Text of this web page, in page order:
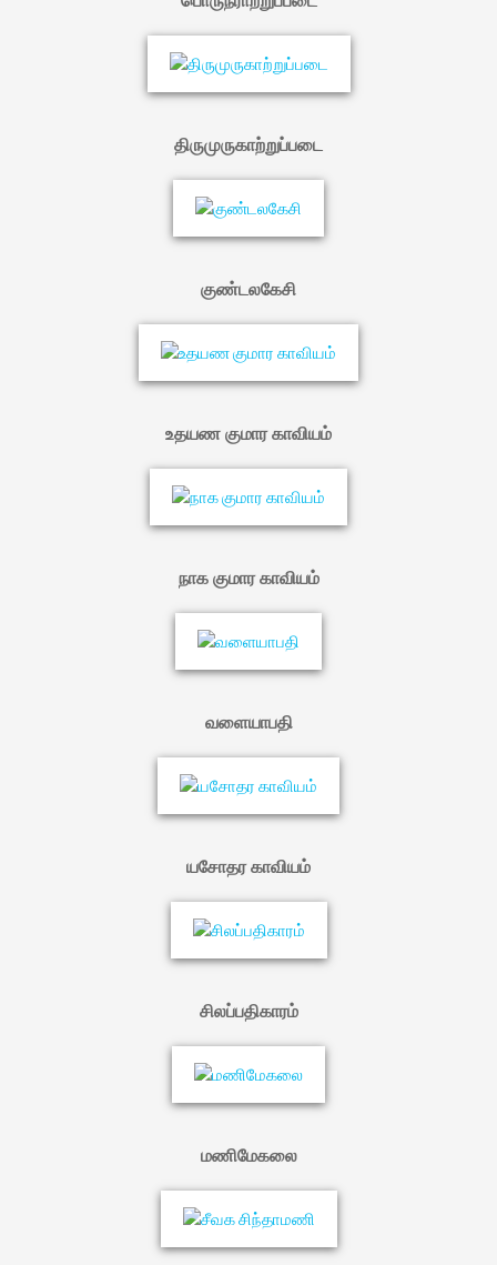
திருமுருகாற்றுப்படை
குண்டலகேசி
உதயண குமார காவியம்
நாக குமார காவியம்
வளையாபதி
யசோதர காவியம்
சிலப்பதிகாரம்
மணிமேகலை